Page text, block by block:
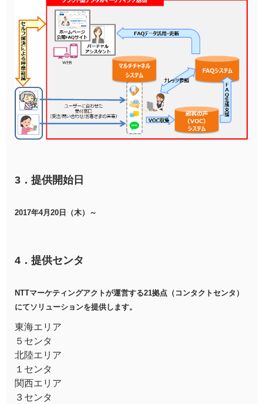
3．提供開始日
2017年4月20日（木）～
4．提供センタ
NTTマーケティングアクトが運営する21拠点（コンタクトセンタ）
にてソリューションを提供します。
東海エリア
５センタ
北陸エリア
１センタ
関西エリア
３センタ